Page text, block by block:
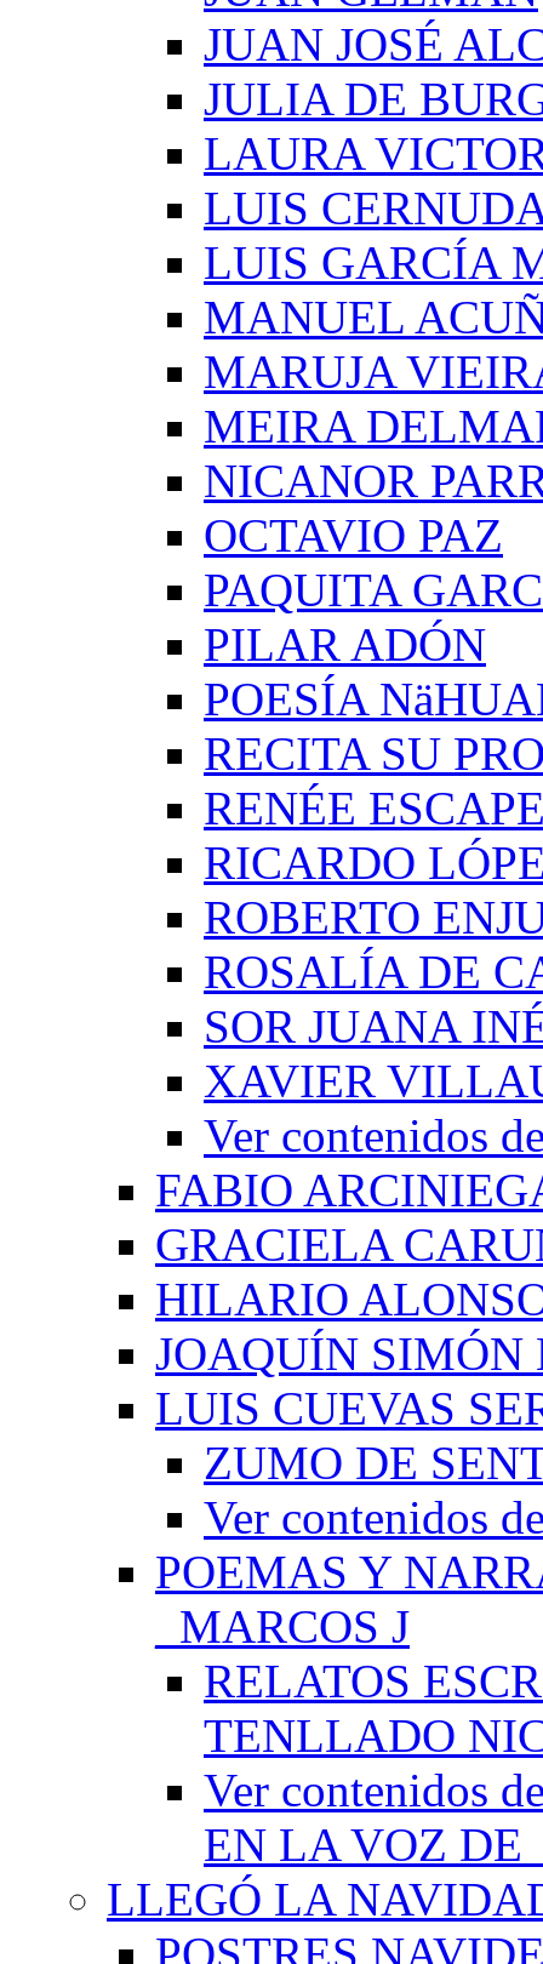
JUAN JOSÉ
JULIA DE
LAURA
LUIS
LUIS GARCÍA
MANUEL
MARUJA
MEIRA
NICANOR
OCTAVIO PAZ
PAQUITA
PILAR ADÓN
POESÍA
RECITA SU
RENÉE
RICARDO
ROBERTO
ROSALÍA DE
SOR JUANA
XAVIER
Ver contenidos
FABIO
GRACIELA
HILARIO
JOAQUÍN SIMÓN
LUIS CUEVAS
ZUMO DE
Ver contenidos
POEMAS Y
_MARCOS J
RELATOS
TENLLADO
Ver contenidos
EN LA VOZ DE
LLEGÓ LA
POSTRES